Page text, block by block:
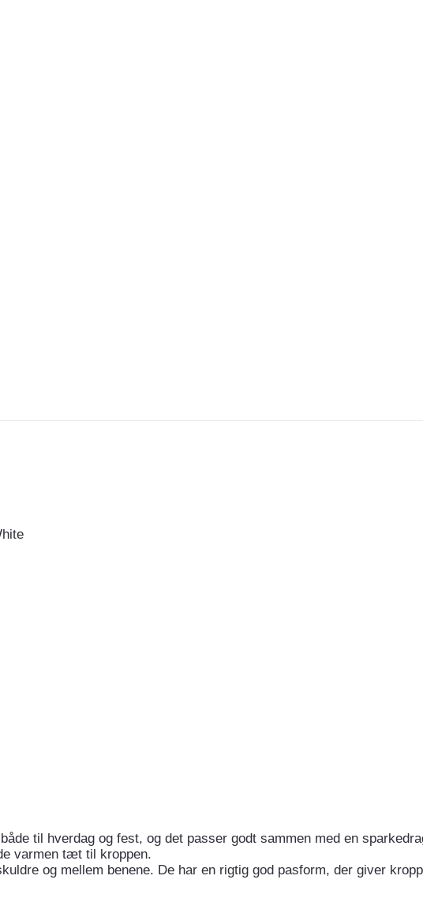
til hverdag og fest, og det passer godt sammen med en
varmen tæt til kroppen.
og mellem benene. De har en rigtig god pasform, der giver